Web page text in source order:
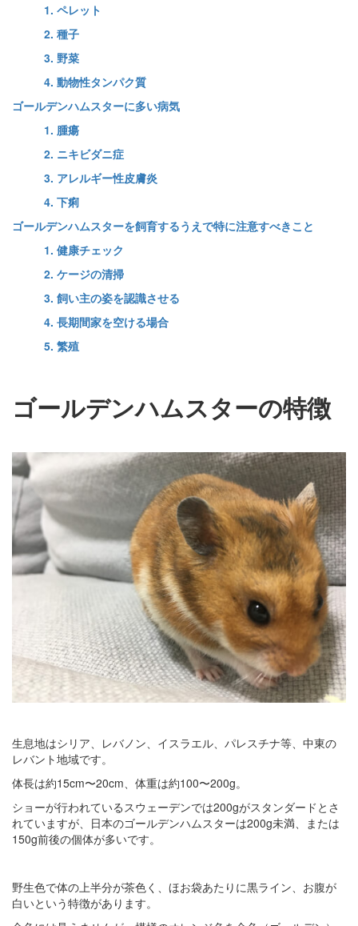
1. ペレット
2. 種子
3. 野菜
4. 動物性タンパク質
ゴールデンハムスターに多い病気
1. 腫瘍
2. ニキビダニ症
3. アレルギー性皮膚炎
4. 下痢
ゴールデンハムスターを飼育するうえで特に注意すべきこと
1. 健康チェック
2. ケージの清掃
3. 飼い主の姿を認識させる
4. 長期間家を空ける場合
5. 繁殖
ゴールデンハムスターの特徴
生息地はシリア、レバノン、イスラエル、パレスチナ等、中東の
レバント地域です。
体長は約15cm〜20cm、体重は約100〜200g。
ショーが行われているスウェーデンでは200gがスタンダードとさ
れていますが、日本のゴールデンハムスターは200g未満、または
150g前後の個体が多いです。
野生色で体の上半分が茶色く、ほお袋あたりに黒ライン、お腹が
白いという特徴があります。